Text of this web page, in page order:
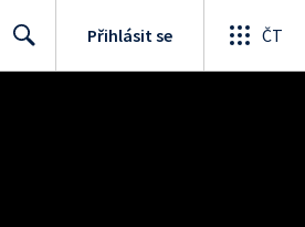
Přihlásit se ČT